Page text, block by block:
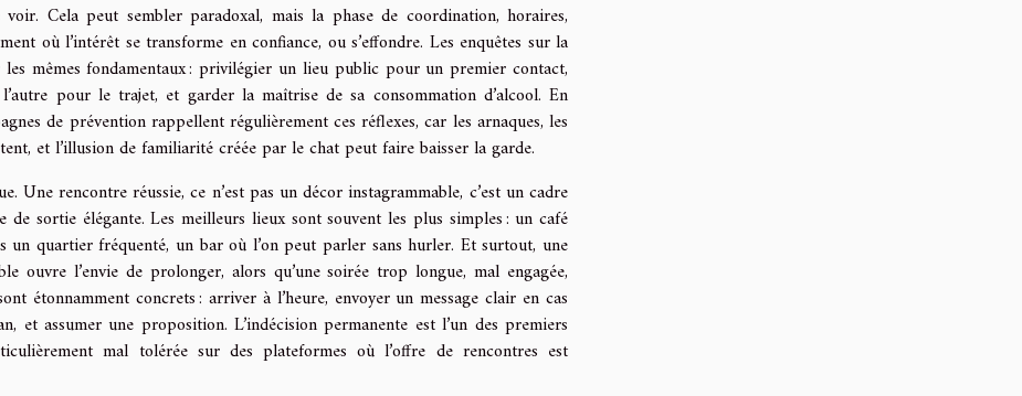
Cela peut sembler paradoxal, mais la phase de coordination, horaires,
où l’intérêt se transforme en confiance, ou s’effondre. Les enquêtes sur la
mêmes fondamentaux : privilégier un lieu public pour un premier contact,
pour le trajet, et garder la maîtrise de sa consommation d’alcool. En
de prévention rappellent régulièrement ces réflexes, car les arnaques, les
et l’illusion de familiarité créée par le chat peut faire baisser la garde.
Une rencontre réussie, ce n’est pas un décor instagrammable, c’est un cadre
sortie élégante. Les meilleurs lieux sont souvent les plus simples : un café
un quartier fréquenté, un bar où l’on peut parler sans hurler. Et surtout, une
ouvre l’envie de prolonger, alors qu’une soirée trop longue, mal engagée,
étonnamment concrets : arriver à l’heure, envoyer un message clair en cas
assumer une proposition. L’indécision permanente est l’un des premiers
mal tolérée sur des plateformes où l’offre de rencontres est